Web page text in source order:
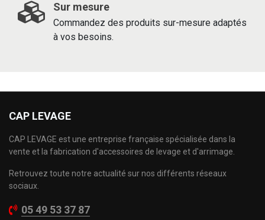
Sur mesure
Commandez des produits sur-mesure adaptés
à vos besoins.
CAP LEVAGE
CAP LEVAGE est une entreprise française spécialisée dans la
vente et la fabrication d'accessoires de levage et d'arrimage.
Retrouvez toute notre actualité sur nos différents réseaux
sociaux.
05 49 53 37 87